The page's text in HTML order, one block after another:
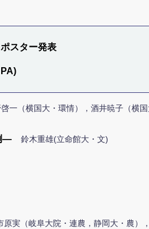
スター発表
一（横国大・環情），酒井暁子（横
― 鈴木重雄(立命館大・文)
原実（岐阜大院・連農，静岡大・農）